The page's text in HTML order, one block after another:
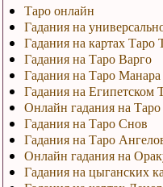
Таро онлайн
Гадания на
Гадания на картах Таро
Гадания на Таро Варго
Гадания на Таро Манара
Гадания на Египетском
Онлайн гадания на
Гадания на Таро Снов
Гадания на Таро
Онлайн гадания на
Гадания на цыганских